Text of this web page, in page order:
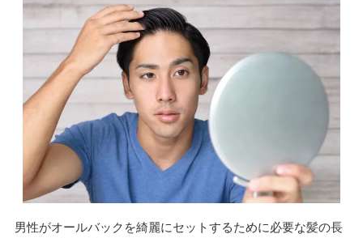
男性がオールバックを綺麗にセットするために必要な髪の長